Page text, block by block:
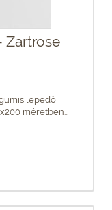
Zartrose
lepedő
méretben...